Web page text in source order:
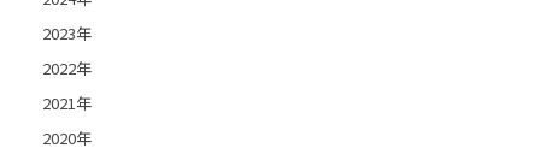
2023年
2022年
2021年
2020年